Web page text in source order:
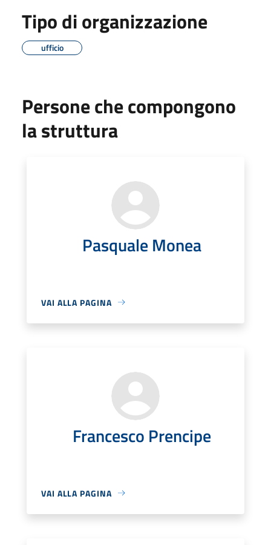
Tipo di organizzazione
ufficio
Persone che compongono
la struttura
Pasquale Monea
VAI ALLA PAGINA
Francesco Prencipe
VAI ALLA PAGINA